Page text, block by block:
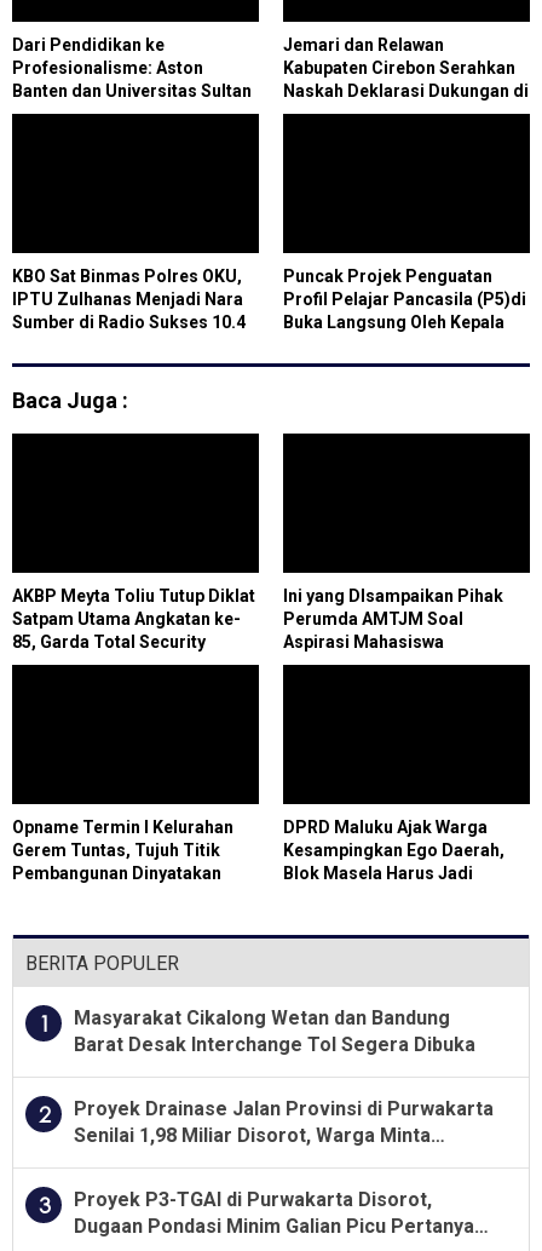
Dari Pendidikan ke
Profesionalisme: Aston
Banten dan Universitas Sultan
Ageng Tirtayasa Satukan Visi
Jemari dan Relawan
Kabupaten Cirebon Serahkan
Naskah Deklarasi Dukungan di
Kantor Sekber Imron Agus
KBO Sat Binmas Polres OKU,
IPTU Zulhanas Menjadi Nara
Sumber di Radio Sukses 10.4
Puncak Projek Penguatan
Profil Pelajar Pancasila (P5)di
Buka Langsung Oleh Kepala
Baca Juga :
AKBP Meyta Toliu Tutup Diklat
Satpam Utama Angkatan ke-
85, Garda Total Security
Tegaskan Profesi Satpam
Ini yang DIsampaikan Pihak
Perumda AMTJM Soal
Aspirasi Mahasiswa
Opname Termin I Kelurahan
Gerem Tuntas, Tujuh Titik
Pembangunan Dinyatakan
DPRD Maluku Ajak Warga
Kesampingkan Ego Daerah,
Blok Masela Harus Jadi
BERITA POPULER
1
Masyarakat Cikalong Wetan dan Bandung
Barat Desak Interchange Tol Segera Dibuka
2
Proyek Drainase Jalan Provinsi di Purwakarta
Senilai 1,98 Miliar Disorot, Warga Minta
3
Proyek P3-TGAI di Purwakarta Disorot,
Dugaan Pondasi Minim Galian Picu Pertanyaan